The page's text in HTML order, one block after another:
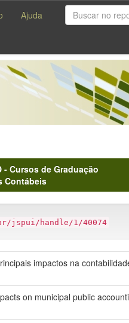
Ajuda
- Cursos de Graduação
Contábeis
handle/1/40074
impactos na
on municipal public